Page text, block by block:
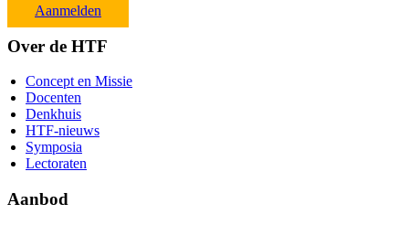
Aanmelden
Over de HTF
Concept en Missie
Docenten
Denkhuis
HTF-nieuws
Symposia
Lectoraten
Aanbod